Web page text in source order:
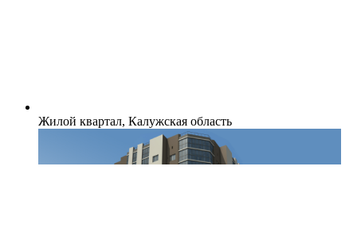
Жилой квартал, Калужская область